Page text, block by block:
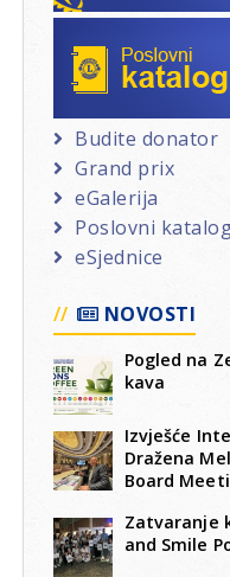
Budite donator
Grand prix
eGalerija
Poslovni
eSjednice
NOVOSTI
Pogled na
kava
Izvješće
Dražena
Board
Zatvaranje
and Smile